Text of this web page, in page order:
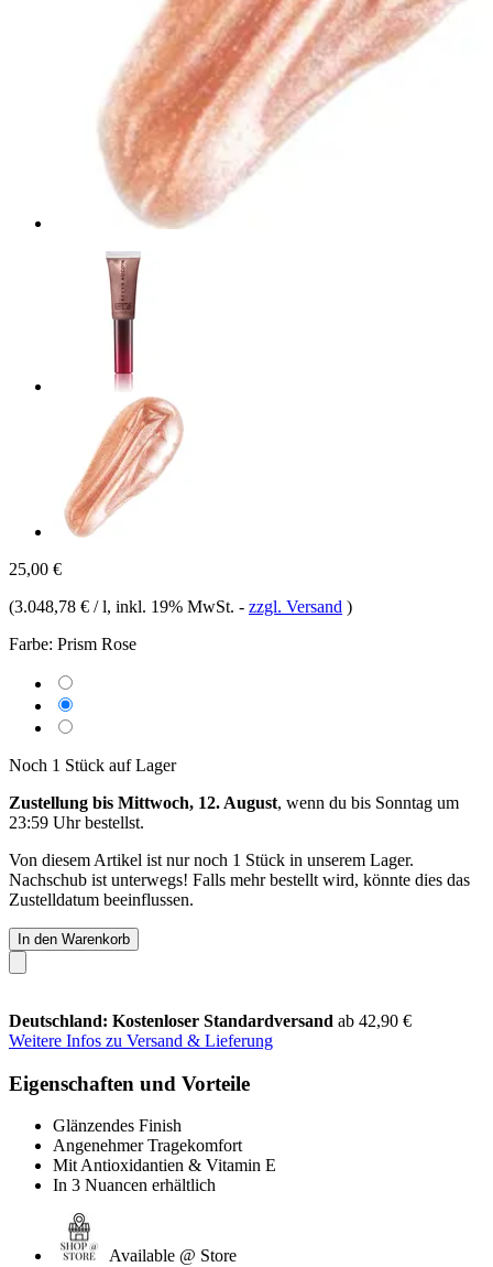
25,00 €
(3.048,78 € / l, inkl. 19% MwSt. - zzgl. Versand )
Farbe: Prism Rose
Noch 1 Stück auf Lager
Zustellung bis Mittwoch, 12. August, wenn du bis Sonntag um
23:59 Uhrbestellst.
Von diesem Artikel ist nur noch 1 Stück in unserem Lager.
Nachschub ist unterwegs! Falls mehr bestellt wird, könnte dies das
Zustelldatum beeinflussen.
In den Warenkorb
Deutschland: Kostenloser Standardversand ab 42,90 €
Weitere Infos zu Versand & Lieferung
Eigenschaften und Vorteile
Glänzendes Finish
Angenehmer Tragekomfort
Mit Antioxidantien & Vitamin E
In 3 Nuancen erhältlich
Available @ Store